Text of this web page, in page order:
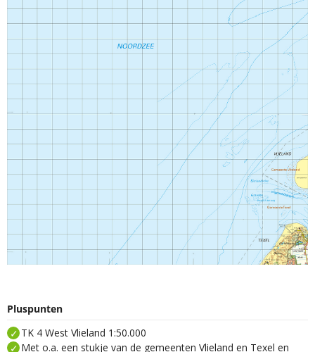
Pluspunten
TK 4 West Vlieland 1:50.000
Met o.a. een stukje van de gemeenten Vlieland en Texel en